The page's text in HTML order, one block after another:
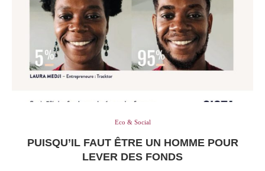
Eco & Social
PUISQU’IL FAUT ÊTRE UN HOMME POUR
LEVER DES FONDS